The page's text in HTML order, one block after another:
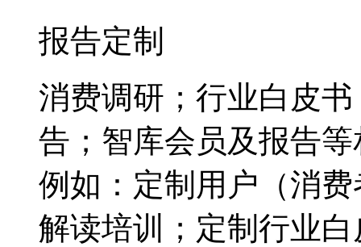
报告定制
消费调研；行业白皮
告；智库会员及报告
例如：定制用户（消
解读培训；定制行业